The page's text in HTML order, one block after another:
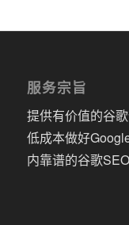
服务宗旨
提供有价值的谷
低成本做好
内靠谱的谷歌SEO